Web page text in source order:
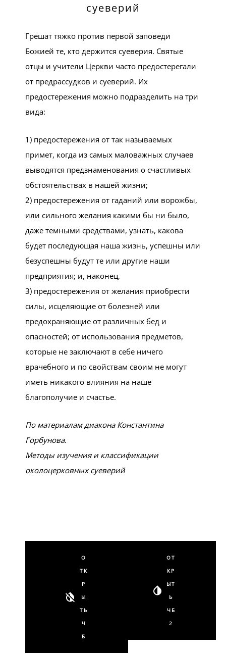
суеверий
Грешат тяжко против первой заповеди
Божией те, кто держится суеверия. Святые
отцы и учители Церкви часто предостерегали
от предрассудков и суеверий. Их
предостережения можно подразделить на три
вида:
1) предостережения от так называемых
примет, когда из самых маловажных случаев
выводятся предзнаменования о счастливых
обстоятельствах в нашей жизни;
2) предостережения от гаданий или ворожбы,
или сильного желания какими бы ни было,
даже темными средствами, узнать, какова
будет последующая наша жизнь, успешны или
безуспешны будут те или другие наши
предприятия; и, наконец,
3) предостережения от желания приобрести
силы, исцеляющие от болезней или
предохраняющие от различных бед и
опасностей; от использования предметов,
которые не заключают в себе ничего
врачебного и по свойствам своим не могут
иметь никакого влияния на наше
благополучие и счастье.
По материалам диакона Константина
Горбунова.
Методы изучения и классификации
околоцерковных суеверий
О
ТК
Р
Ы
ТЬ
Ч
Б
ОТ
КР
ЫТ
Ь
ЧБ
2